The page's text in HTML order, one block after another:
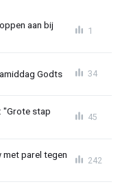
aan bij
1
Godts 34
"Grote stap
45
parel tegen
242